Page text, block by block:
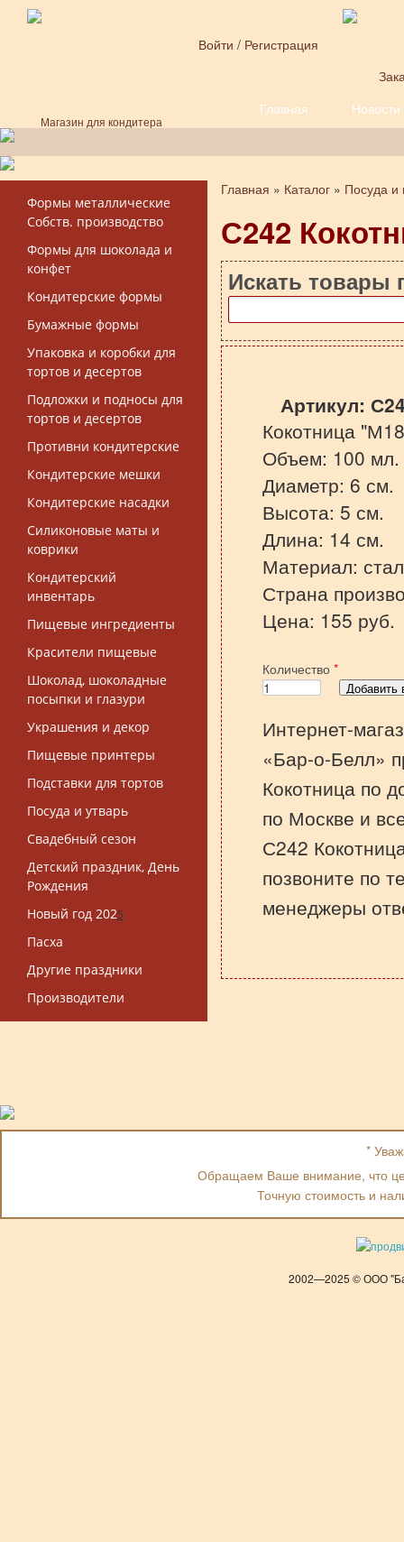
Перейти к основному содержанию
Магазин для кондитера
Войти / Регистрация
Главная
Новости
Форма поиска
Формы металлические
Собств. производство
Формы для шоколада и
конфет
Кондитерские формы
Бумажные формы
Упаковка и коробки для
тортов и десертов
Подложки и подносы для
тортов и десертов
Противни кондитерские
Кондитерские мешки
Кондитерские насадки
Силиконовые маты и
коврики
Кондитерский
инвентарь
Пищевые ингредиенты
Красители пищевые
Шоколад, шоколадные
посыпки и глазури
Украшения и декор
Пищевые принтеры
Подставки для тортов
Посуда и утварь
Свадебный сезон
Детский праздник, День
Рождения
Новый год 2025
Пасха
Другие праздники
Производители
Вы здесь
Главная » Каталог » Посуда и
С242
Искать товары
Артикул:
Кокотница
Объем: 100 мл.
Диаметр: 6 см.
Высота: 5 см.
Длина: 14 см.
Материал:
Страна
Цена: 155 руб.
Количество *
Интернет-
«Бар-о-Белл»
Кокотница по
по Москве и
С242
позвоните по
менеджеры
*
Обращаем Ваше внимание, что
Точную стоимость и
2002—2025 © ООО